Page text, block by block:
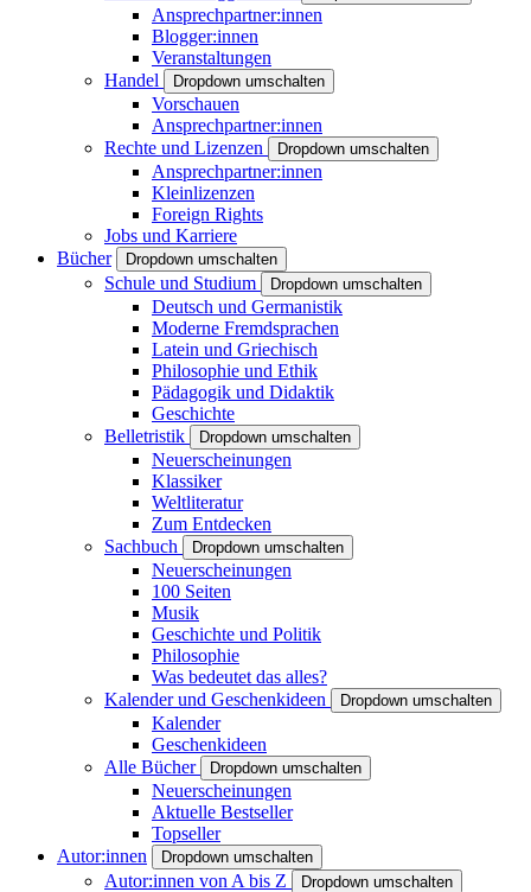
Ansprechpartner:innen
Blogger:innen
Veranstaltungen
Handel
Dropdown umschalten
Vorschauen
Ansprechpartner:innen
Rechte und Lizenzen
Dropdown umschalten
Ansprechpartner:innen
Kleinlizenzen
Foreign Rights
Jobs und Karriere
Bücher
Dropdown umschalten
Schule und Studium Dropdown umschalten
Deutsch und Germanistik
Moderne Fremdsprachen
Latein und Griechisch
Philosophie und Ethik
Pädagogik und Didaktik
Geschichte
Belletristik
Dropdown umschalten
Neuerscheinungen
Klassiker
Weltliteratur
Zum Entdecken
Sachbuch
Dropdown umschalten
Neuerscheinungen
100 Seiten
Musik
Geschichte und Politik
Philosophie
Was bedeutet das alles?
Kalender und Geschenkideen
Dropdown umschalten
Kalender
Geschenkideen
Alle Bücher
Dropdown umschalten
Neuerscheinungen
Aktuelle Bestseller
Topseller
Autor:innen
Dropdown umschalten
Autor:innen von A bis Z Dropdown umschalten